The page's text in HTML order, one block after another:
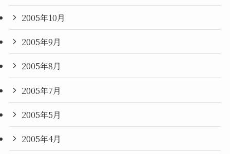
2005年10月
2005年9月
2005年8月
2005年7月
2005年5月
2005年4月